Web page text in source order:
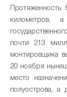
километров,
почти 213
монтировщика
20 ноября
место
полуострова, а